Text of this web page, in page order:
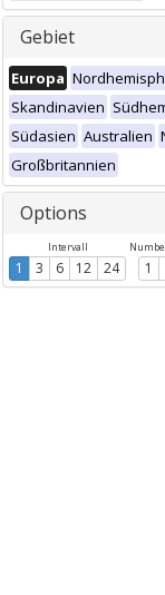
Gebiet
Europa
Skandinavien
Südasien Australien
Großbritannien
Options
Intervall
1 3 6 12 24 1